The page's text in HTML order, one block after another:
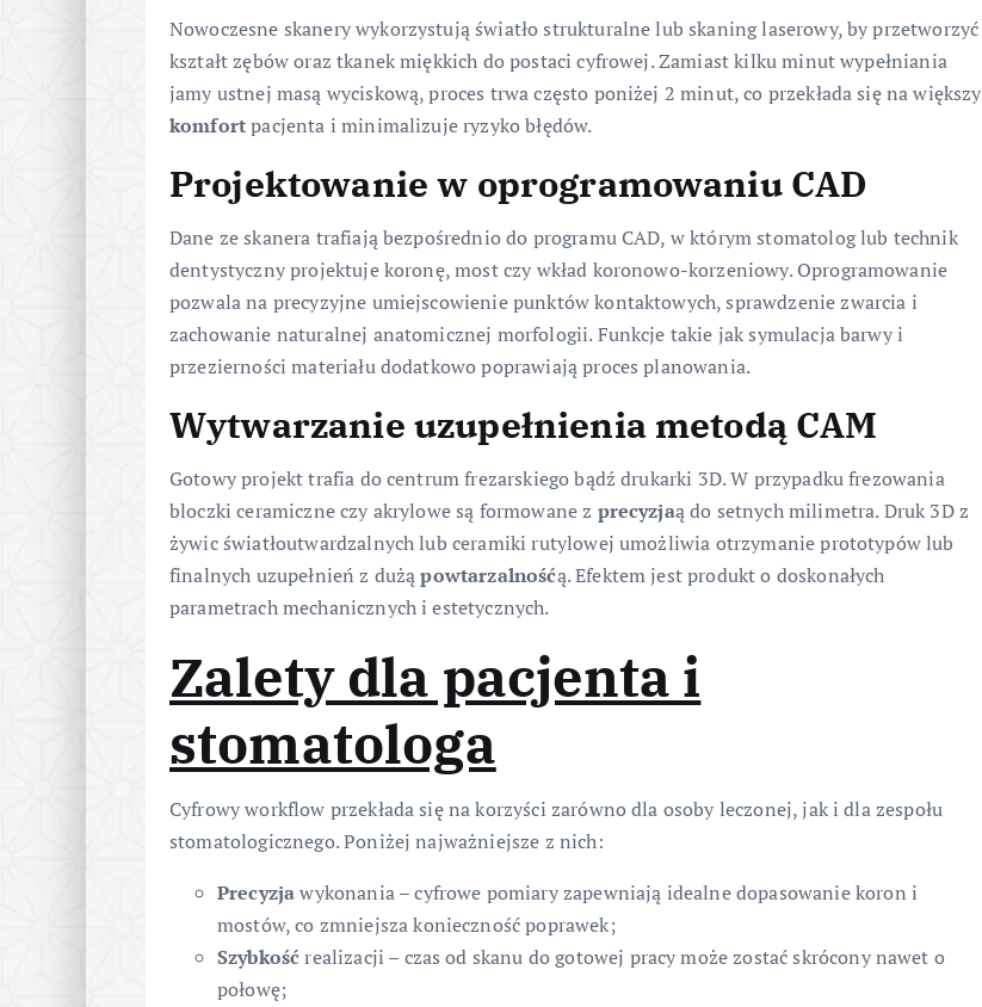
Nowoczesne skanery wykorzystują światło strukturalne lub skaning laserowy, by przetworzyć
kształt zębów oraz tkanek miękkich do postaci cyfrowej. Zamiast kilku minut wypełniania
jamy ustnej masą wyciskową, proces trwa często poniżej 2 minut, co przekłada się na większy
komfortpacjenta i minimalizuje ryzyko błędów.
Projektowanie w oprogramowaniu CAD
Dane ze skanera trafiają bezpośrednio do programu CAD, w którym stomatolog lub technik
dentystyczny projektuje koronę, most czy wkład koronowo-korzeniowy. Oprogramowanie
pozwala na precyzyjne umiejscowienie punktów kontaktowych, sprawdzenie zwarcia i
zachowanie naturalnej anatomicznej morfologii. Funkcje takie jak symulacja barwy i
przezierności materiału dodatkowo poprawiają proces planowania.
Wytwarzanie uzupełnienia metodą CAM
Gotowy projekt trafia do centrum frezarskiego bądź drukarki 3D. W przypadku frezowania
bloczki ceramiczne czy akrylowe są formowane z precyzjaą do setnych milimetra. Druk 3D z
żywic światłoutwardzalnych lub ceramiki rutylowej umożliwia otrzymanie prototypów lub
finalnych uzupełnień z dużąpowtarzalnośćą. Efektem jest produkt o doskonałych
parametrach mechanicznych i estetycznych.
Zalety dla pacjenta i
stomatologa
Cyfrowy workflow przekłada się na korzyści zarówno dla osoby leczonej, jak i dla zespołu
stomatologicznego. Poniżej najważniejsze z nich:
Precyzjawykonania – cyfrowe pomiary zapewniają idealne dopasowanie koron i
mostów, co zmniejsza konieczność poprawek;
Szybkość realizacji – czas od skanu do gotowej pracy może zostać skrócony nawet o
połowę;